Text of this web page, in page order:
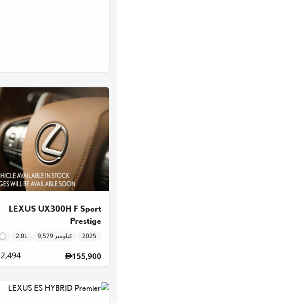
LEXUS UX300H F Sport
Prestige
2025 9,579 كيلومتر 2.0L
155,900
2,494